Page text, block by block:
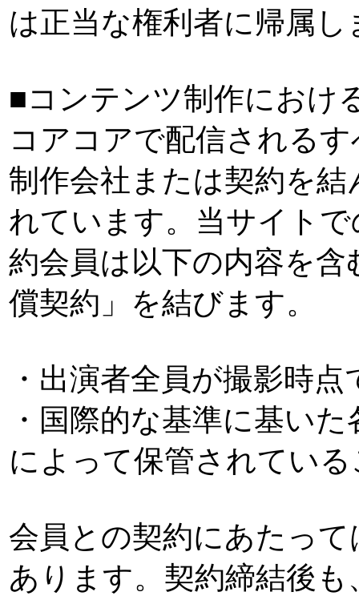
は正当な権利者に帰属し
■コンテンツ制作におけ
コアコアで配信される
制作会社または契約を
れています。当サイト
約会員は以下の内容を
償契約」を結びます。
・出演者全員が撮影時
・国際的な基準に基い
によって保管されてい
会員との契約にあたっ
あります。契約締結後